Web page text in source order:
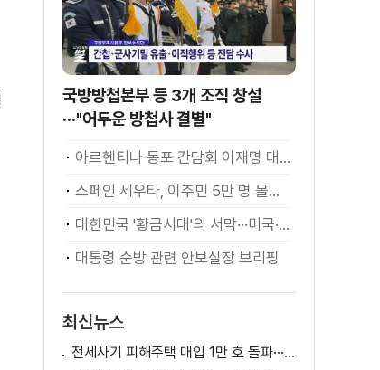
국방방첩본부 등 3개 조직 창설
···"어두운 방첩사 결별"
아르헨티나 동포 간담회 이재명 대통령 모두발언
스페인 세우타, 이주민 5만 명 몰려 [월드 투데이]
대한민국 '황금시대'의 서막···미국·남미 순방 성과 총정리 [정.주.행]
대통령 순방 관련 안보실장 브리핑
최신뉴스
전세사기 피해주택 매입 1만 호 돌파···피해 지원 속도